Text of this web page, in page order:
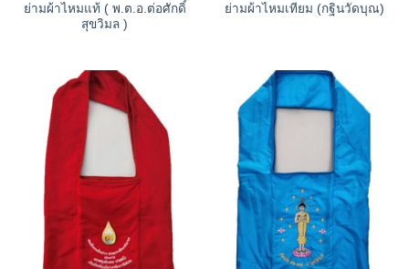
ย่ามผ้าไหมแท้ ( พ.ต.อ.ต่อศักดิ์
สุขวิมล )
ย่ามผ้าไหมเทียม (กฐินวัดบุณ)